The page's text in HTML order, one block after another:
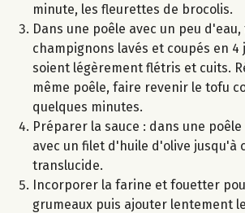
minute, les fleurettes de brocolis.
Dans une poêle avec un peu
champignons lavés et coupés en 4
soient légèrement flétris et cuits.
même poêle, faire revenir le tofu
quelques minutes.
Préparer la sauce : dans une
avec un filet d'huile d'olive jusqu'à
translucide.
Incorporer la farine et fouetter
grumeaux puis ajouter lentement